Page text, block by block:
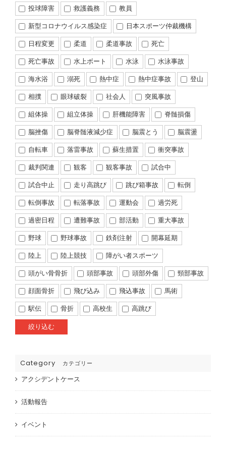
投球障害 救護義務
教員
新型コロナウイルス感染症
日本スポーツ仲裁機構
日程変更
柔道 柔道事故
死亡
死亡事故
水上ボート 水泳
水泳事故
海水浴
溺死 熱中症 熱中症事故
登山
相撲
眼球破裂 社会人
突風事故
組体操
組立体操 肝機能障害
脊髄損傷
脳挫傷
脳脊髄液減少症 脳震とう
脳震盪
自転車
落雷事故 蘇生措置
衝突事故
裁判関連
観客 観客事故
試合中
試合中止
走り高跳び 跳び箱事故
転倒
転倒事故
転落事故 運動会
過労死
過密日程
遭難事故 部活動
重大事故
野球
野球事故 鉄剤注射
開幕延期
陸上
陸上競技
障がい者スポーツ
頭がい骨骨折
頭部事故 頭部外傷
頸部事故
顔面骨折
飛び込み 飛込事故
馬術
駅伝
骨折 高校生 高跳び
Category カテゴリー
アクシデントケース
活動報告
イベント